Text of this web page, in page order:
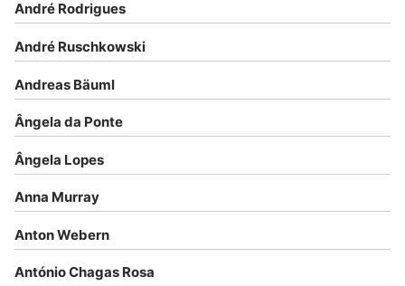
André Rodrigues
André Ruschkowski
Andreas Bäuml
Ângela da Ponte
Ângela Lopes
Anna Murray
Anton Webern
António Chagas Rosa